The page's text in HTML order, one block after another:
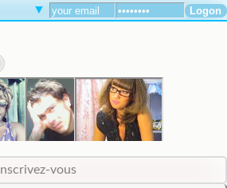
▼
Inscrivez-vous